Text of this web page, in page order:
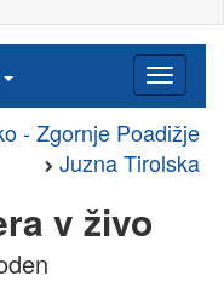
- Zgornje Poadižje
Juzna Tirolska
v živo